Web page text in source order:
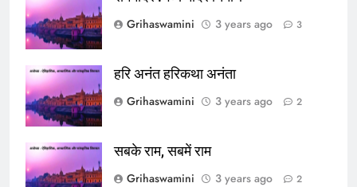
Grihaswamini
3 years ago 3
हरि अनंत हरिकथा अनंता
Grihaswamini
3 years ago 2
सबके राम, सबमें राम
Grihaswamini
3 years ago 2